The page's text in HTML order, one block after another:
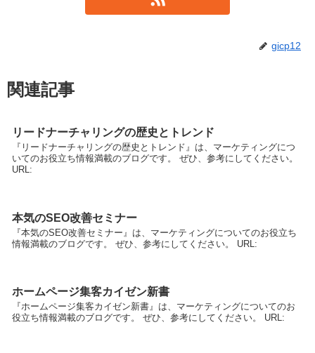
gicp12
関連記事
リードナーチャリングの歴史とトレンド
『リードナーチャリングの歴史とトレンド』は、マーケティングにつ
いてのお役立ち情報満載のブログです。 ぜひ、参考にしてください。
URL:
本気のSEO改善セミナー
『本気のSEO改善セミナー』は、マーケティングについてのお役立ち
情報満載のブログです。 ぜひ、参考にしてください。 URL:
ホームページ集客カイゼン新書
『ホームページ集客カイゼン新書』は、マーケティングについてのお
役立ち情報満載のブログです。 ぜひ、参考にしてください。 URL: